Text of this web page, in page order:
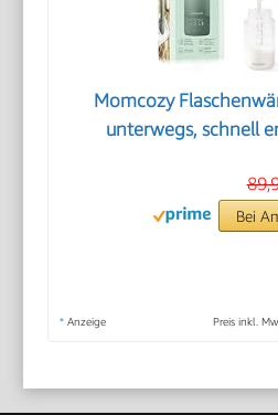
Momcozy
unterwegs, schnell
Bei
* Anzeige Preis inkl.